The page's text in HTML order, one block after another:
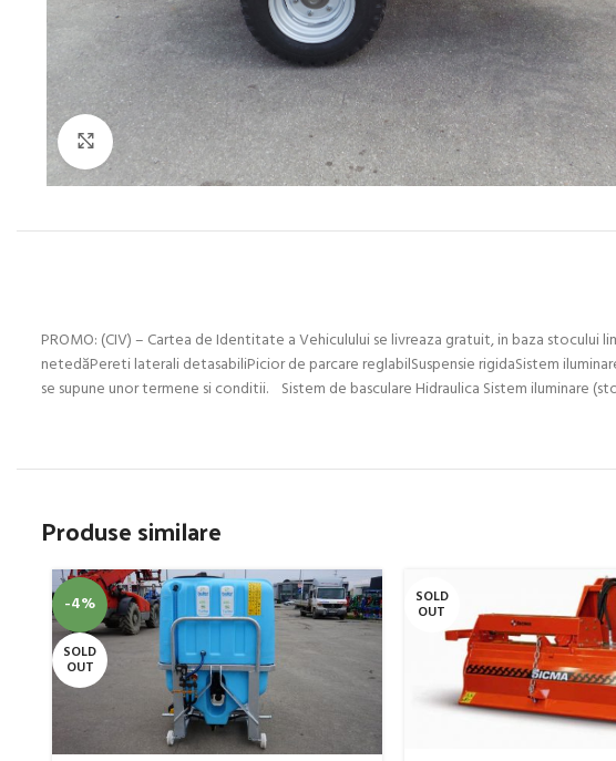
Click to enlarge
PROMO: (CIV) – Cartea de Identitate a Vehiculului se livreaza gratuit, in baza
netedăPereti laterali detasabiliPicior de parcare reglabilSuspensie rigidaSistem
se supune unor termene si conditii. Sistem de basculare Hidraulica Sistem iluminare
Produse similare
-4%
SOLD
OUT
SOLD
OUT